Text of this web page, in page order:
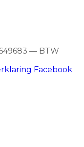
— BTW
Facebook